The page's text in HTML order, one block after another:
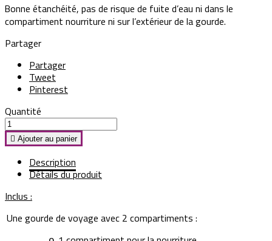
Bonne étanchéité, pas de risque de fuite d’eau ni dans le
compartiment nourriture ni sur l’extérieur de la gourde.
Partager
Partager
Tweet
Pinterest
Quantité
 Ajouter au panier
Description
Détails du produit
Inclus :
Une gourde de voyage avec 2 compartiments :